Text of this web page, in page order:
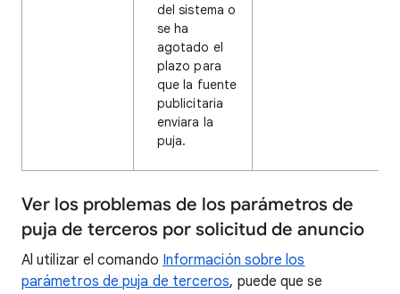
del sistema o
se ha
agotado el
plazo para
que la fuente
publicitaria
enviara la
puja.
Ver los problemas de los parámetros de
puja de terceros por solicitud de anuncio
Al utilizar el comando Información sobre los
parámetros de puja de terceros, puede que se